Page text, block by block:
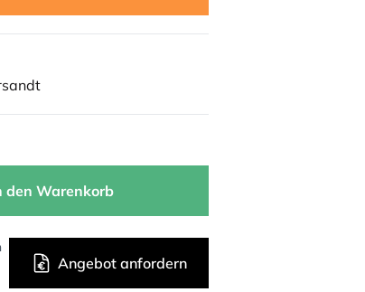
den Warenkorb
Angebot anfordern